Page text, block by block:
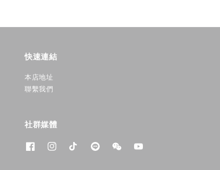
快速連結
本店地址
聯繫我們
社群媒體